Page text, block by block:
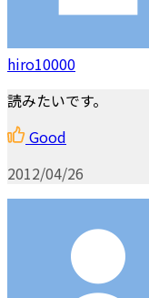
hiro10000
読みたいです。
Good
2012/04/26